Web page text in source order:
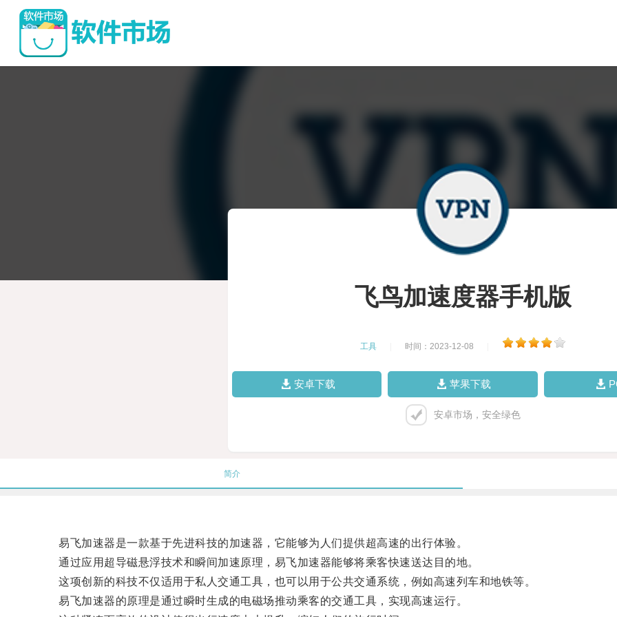
飞鸟加速度器手机版
工具 时间：2023-12-08
安卓下载 苹果下载
安卓市场，安全绿色
简介
易飞加速器是一款基于先进科技的加速器，它能够为人们提供超高速的出行体验。
通过应用超导磁悬浮技术和瞬间加速原理，易飞加速器能够将乘客快速送达目的地。
这项创新的科技不仅适用于私人交通工具，也可以用于公共交通系统，例如高速列车和地铁等。
易飞加速器的原理是通过瞬时生成的电磁场推动乘客的交通工具，实现高速运行。